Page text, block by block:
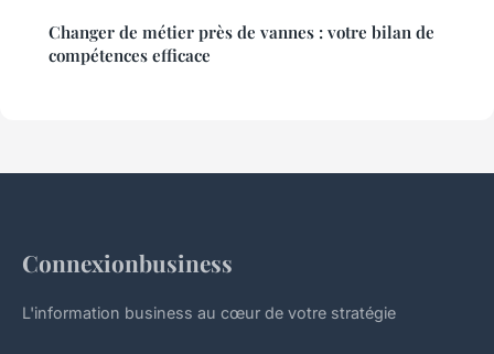
Changer de métier près de vannes : votre bilan de
compétences efficace
Connexionbusiness
L'information business au cœur de votre stratégie